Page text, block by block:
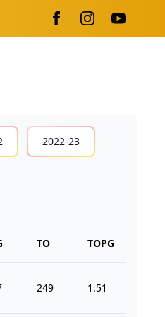
2022-23
TO TOPG
249 1.51